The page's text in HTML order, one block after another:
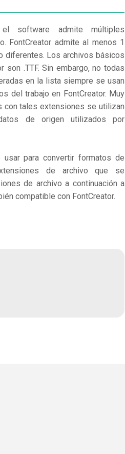
software admite múltiples
FontCreator admite al menos 1
diferentes. Los archivos básicos
son .TTF. Sin embargo, no todas
en la lista siempre se usan
del trabajo en FontCreator. Muy
con tales extensiones se utilizan
de origen utilizados por
usar para convertir formatos de
de archivo que se
de archivo a continuación a
compatible con FontCreator.